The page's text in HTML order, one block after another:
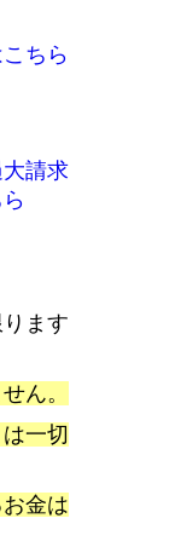
ちら
請求
ます
ん。
一切
金は